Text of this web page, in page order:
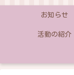
お知らせ
活動の紹介